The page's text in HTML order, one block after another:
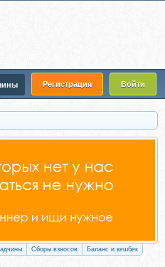
Регистрация Войти
Сборы взносов Баланс и кешбек